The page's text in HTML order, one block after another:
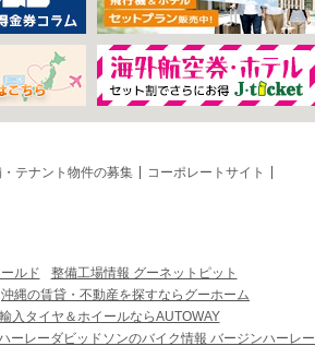
・テナント物件の募集 コーポレートサイト
ルド
整備工場情報 グーネットピット
沖縄の賃貸・不動産を探すならグーホーム
輸入タイヤ＆ホイールならAUTOWAY
ーレーダビッドソンのバイク情報 バージンハーレー